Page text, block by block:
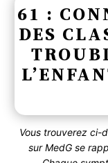
61 :
DES
Vous trouverez ci-
sur MedG se